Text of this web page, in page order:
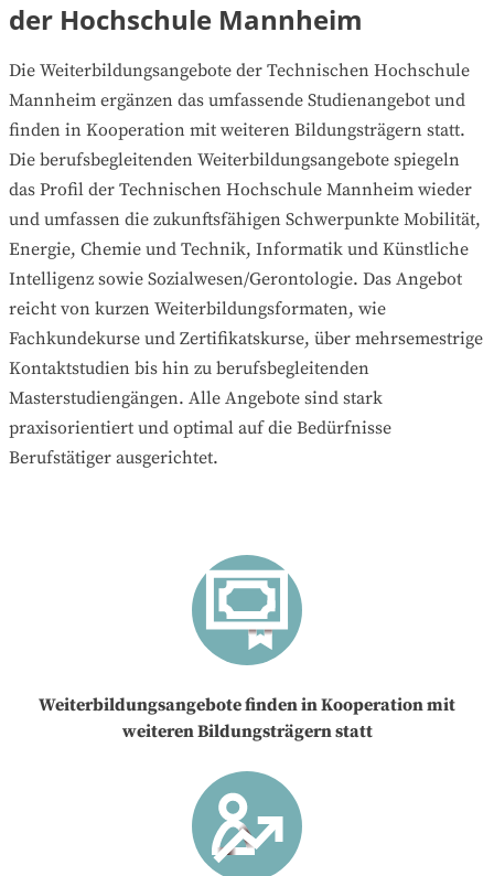
der Hochschule Mannheim
Die Weiterbildungsangebote der Technischen Hochschule
Mannheim ergänzen das umfassende Studienangebot und
finden in Kooperation mit weiteren Bildungsträgern statt.
Die berufsbegleitenden Weiterbildungsangebote spiegeln
das Profil der Technischen Hochschule Mannheim wieder
und umfassen die zukunftsfähigen Schwerpunkte Mobilität,
Energie, Chemie und Technik, Informatik und Künstliche
Intelligenz sowie Sozialwesen/Gerontologie. Das Angebot
reicht von kurzen Weiterbildungsformaten, wie
Fachkundekurse und Zertifikatskurse, über mehrsemestrige
Kontaktstudien bis hin zu berufsbegleitenden
Masterstudiengängen. Alle Angebote sind stark
praxisorientiert und optimal auf die Bedürfnisse
Berufstätiger ausgerichtet.
Weiterbildungsangebote finden in Kooperation mit
weiteren Bildungsträgern statt